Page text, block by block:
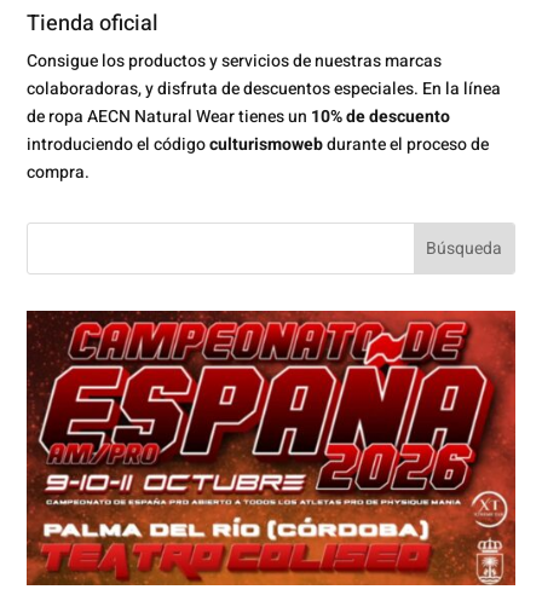
Tienda oficial
Consigue los productos y servicios de nuestras marcas
colaboradoras, y disfruta de descuentos especiales. En la línea
de ropa AECN Natural Wear tienes un 10% de descuento
introduciendo el códigoculturismowebdurante el proceso de
compra.